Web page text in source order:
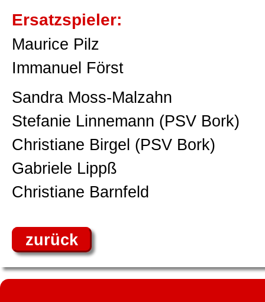
Ersatzspieler:
Maurice Pilz
Immanuel Först
Sandra Moss-Malzahn
Stefanie Linnemann (PSV Bork)
Christiane Birgel (PSV Bork)
Gabriele Lippß
Christiane Barnfeld
zurück